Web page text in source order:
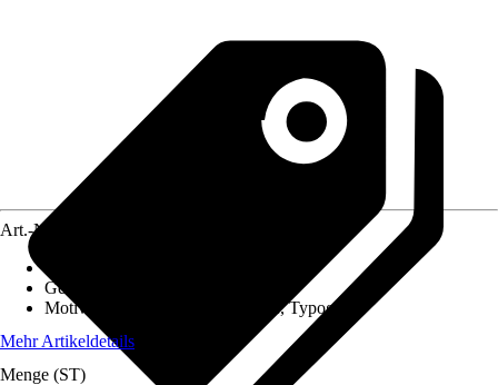
Art.-Nr.
Gewicht
Motivkategorie
Sprüche & Zitate, Typografie
Mehr Artikeldetails
Menge (ST)